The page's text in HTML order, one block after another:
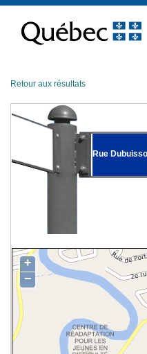
contenu
Retour aux résultats
Rue
+
−